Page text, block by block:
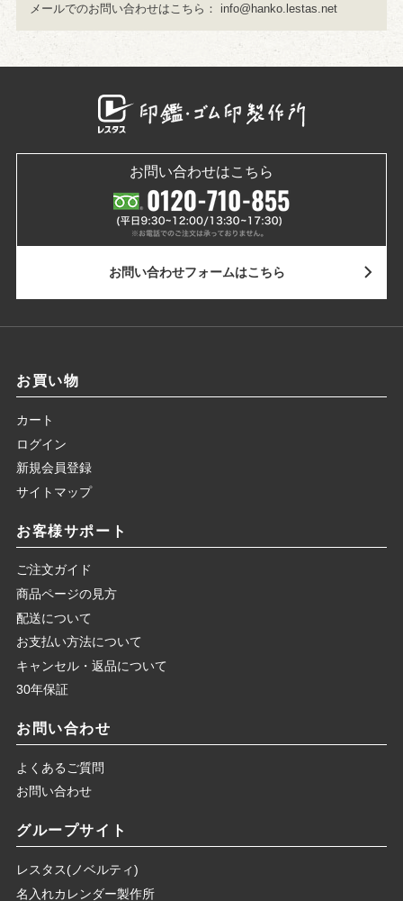
メールでのお問い合わせはこちら： info@hanko.lestas.net
お問い合わせはこちら
お問い合わせフォームはこちら
お買い物
カート
ログイン
新規会員登録
サイトマップ
お客様サポート
ご注文ガイド
商品ページの見方
配送について
お支払い方法について
キャンセル・返品について
30年保証
お問い合わせ
よくあるご質問
お問い合わせ
グループサイト
レスタス(ノベルティ)
名入れカレンダー製作所